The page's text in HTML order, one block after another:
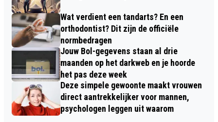
Wat verdient een tandarts? En een
orthodontist? Dit zijn de officiële
normbedragen
Jouw Bol-gegevens staan al drie
maanden op het darkweb en je hoorde
het pas deze week
Deze simpele gewoonte maakt vrouwen
direct aantrekkelijker voor mannen,
psychologen leggen uit waarom